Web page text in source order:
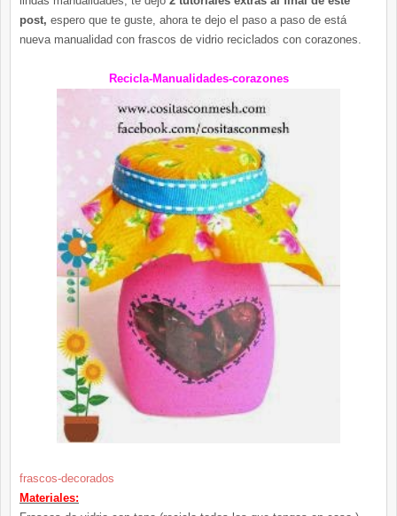
post, espero que te guste, ahora te dejo el paso a paso de está
nueva manualidad con frascos de vidrio reciclados con corazones.
Recicla-Manualidades-corazones
frascos-decorados
Materiales: